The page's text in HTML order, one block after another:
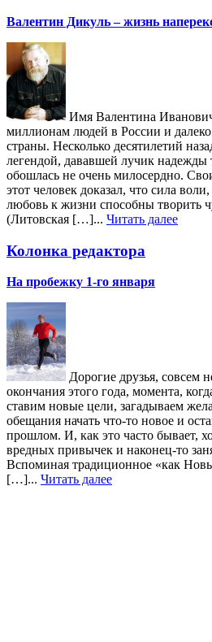
Валентин Дикуль – жизнь
Имя Валентина
миллионам людей в России и
страны. Несколько десятилетий
легендой, дававшей лучик надежды
обошлась не очень милосердно.
этот человек доказал, что сила
любовь к жизни способны творить
(Литовская […]... Читать далее
Колонка редактора
На пробежку 1-го января
Дорогие друзья, совсем
окончания этого года, момента,
ставим новые цели, загадываем
обещания начать что-то новое и
прошлом. И, как это часто бывает,
вредных привычек и наконец-то
Вспоминая традиционное «как
[…]... Читать далее